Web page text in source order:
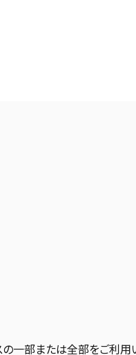
の一部または全部をご利